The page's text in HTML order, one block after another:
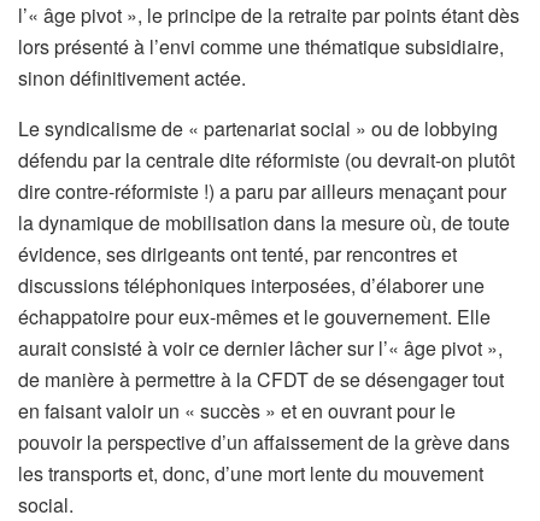
l’« âge pivot », le principe de la retraite par points étant dès
lors présenté à l’envi comme une thématique subsidiaire,
sinon définitivement actée.
Le syndicalisme de « partenariat social » ou de lobbying
défendu par la centrale dite réformiste (ou devrait-on plutôt
dire contre-réformiste !) a paru par ailleurs menaçant pour
la dynamique de mobilisation dans la mesure où, de toute
évidence, ses dirigeants ont tenté, par rencontres et
discussions téléphoniques interposées, d’élaborer une
échappatoire pour eux-mêmes et le gouvernement. Elle
aurait consisté à voir ce dernier lâcher sur l’« âge pivot »,
de manière à permettre à la CFDT de se désengager tout
en faisant valoir un « succès » et en ouvrant pour le
pouvoir la perspective d’un affaissement de la grève dans
les transports et, donc, d’une mort lente du mouvement
social.